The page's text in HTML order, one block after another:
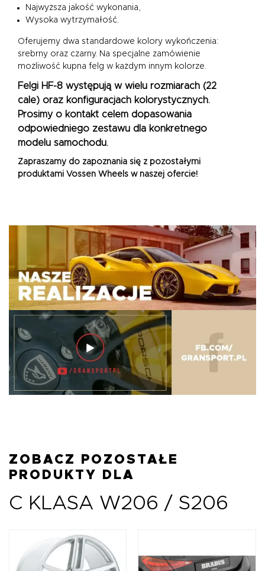
Najwyższa jakość wykonania,
Wysoka wytrzymałość.
Oferujemy dwa standardowe kolory wykończenia:
srebrny oraz czarny. Na specjalne zamówienie
możliwość kupna felg w każdym innym kolorze.
Felgi HF-8 występują w wielu rozmiarach (22
cale) oraz konfiguracjach kolorystycznych.
Prosimy o kontakt celem dopasowania
odpowiedniego zestawu dla konkretnego
modelu samochodu.
Zapraszamy do zapoznania się z pozostałymi
produktami Vossen Wheels w naszej ofercie!
ZOBACZ POZOSTAŁE
PRODUKTY DLA
C KLASA W206 / S206